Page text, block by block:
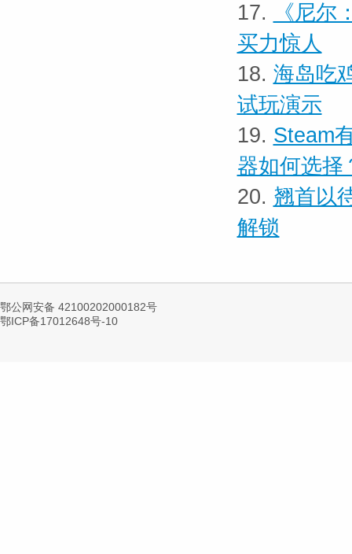
17.
《尼
买力惊人
18. 海岛吃
试玩演示
19. Steam
器如何选择
20. 翘首以
解锁
鄂公网安备 42100202000182号
鄂ICP备17012648号-10